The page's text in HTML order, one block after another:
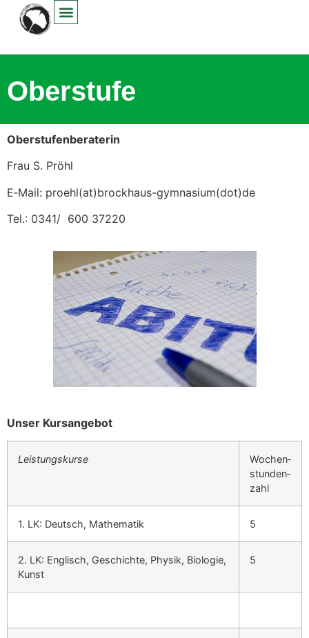
springen
Oberstufe
Ober­stufen­ber­a­terin
Frau S. Pröhl
E‑Mail: proehl(at)brockhaus-gymnasium(dot)de
Tel.: 0341/ 600 37220
Unser Kur­sange­bot
Leis­tungskurse
Wochen­
stun­den­
zahl
1. LK: Deutsch, Math­e­matik 5
2. LK: Englisch, Geschichte, Physik, Biolo­gie,
Kun­st
5